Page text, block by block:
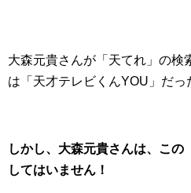
大森元貴さんが「天てれ」の検
は「天才テレビくんYOU」だっ
しかし、大森元貴さんは、この
してはいません！